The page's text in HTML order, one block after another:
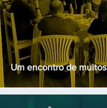
Um encontro de muitos